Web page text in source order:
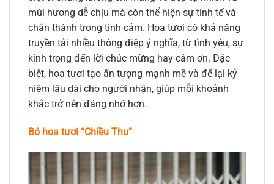
mùi hương dễ chịu mà còn thể hiện sự tinh tế và
chân thành trong tình cảm. Hoa tươi có khả năng
truyền tải nhiều thông điệp ý nghĩa, từ tình yêu, sự
kính trọng đến lời chúc mừng hay cảm ơn. Đặc
biệt, hoa tươi tạo ấn tượng mạnh mẽ và để lại kỷ
niệm lâu dài cho người nhận, giúp mỗi khoảnh
khắc trở nên đáng nhớ hơn.
Bó hoa tươi “Chiều Thu”